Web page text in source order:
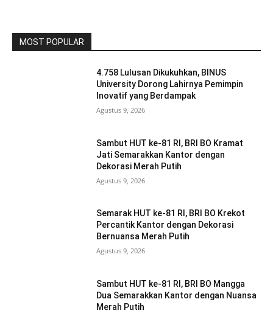
MOST POPULAR
4.758 Lulusan Dikukuhkan, BINUS
University Dorong Lahirnya Pemimpin
Inovatif yang Berdampak
Agustus 9, 2026
Sambut HUT ke-81 RI, BRI BO Kramat
Jati Semarakkan Kantor dengan
Dekorasi Merah Putih
Agustus 9, 2026
Semarak HUT ke-81 RI, BRI BO Krekot
Percantik Kantor dengan Dekorasi
Bernuansa Merah Putih
Agustus 9, 2026
Sambut HUT ke-81 RI, BRI BO Mangga
Dua Semarakkan Kantor dengan Nuansa
Merah Putih